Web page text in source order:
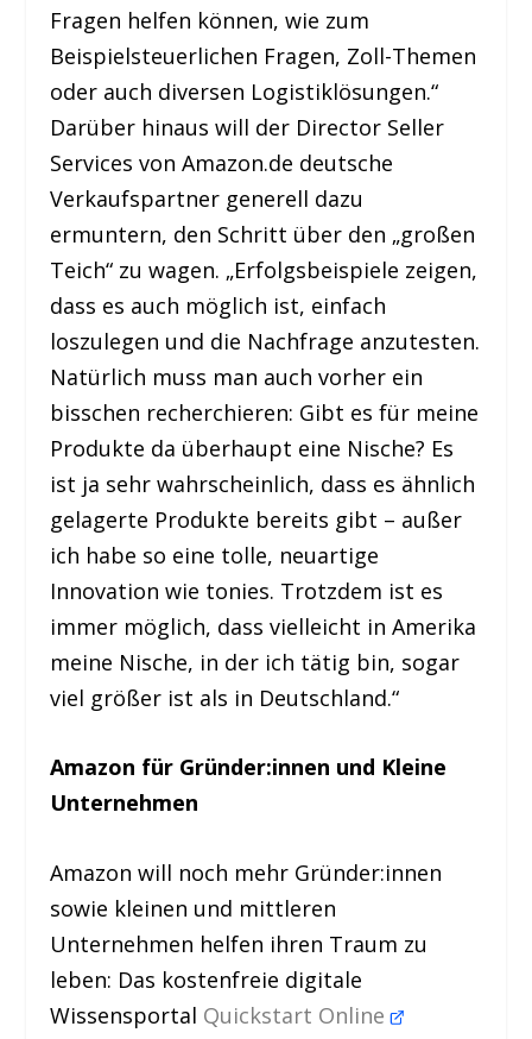
Fragen helfen können, wie zum
Beispielsteuerlichen Fragen, Zoll-Themen
oder auch diversen Logistiklösungen.“
Darüber hinaus will der Director Seller
Services von Amazon.de deutsche
Verkaufspartner generell dazu
ermuntern, den Schritt über den „großen
Teich“ zu wagen. „Erfolgsbeispiele zeigen,
dass es auch möglich ist, einfach
loszulegen und die Nachfrage anzutesten.
Natürlich muss man auch vorher ein
bisschen recherchieren: Gibt es für meine
Produkte da überhaupt eine Nische? Es
ist ja sehr wahrscheinlich, dass es ähnlich
gelagerte Produkte bereits gibt – außer
ich habe so eine tolle, neuartige
Innovation wie tonies. Trotzdem ist es
immer möglich, dass vielleicht in Amerika
meine Nische, in der ich tätig bin, sogar
viel größer ist als in Deutschland.“
Amazon für Gründer:innen und Kleine
Unternehmen
Amazon will noch mehr Gründer:innen
sowie kleinen und mittleren
Unternehmen helfen ihren Traum zu
leben: Das kostenfreie digitale
Wissensportal Quickstart Online